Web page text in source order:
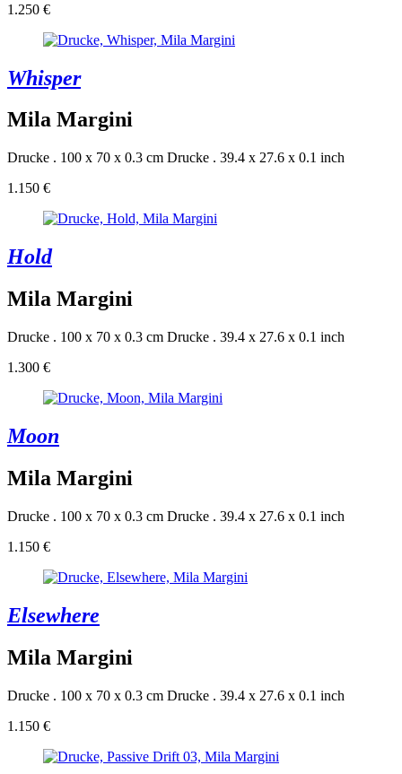
1.250 €
Whisper
Mila Margini
Drucke . 100 x 70 x 0.3 cm Drucke . 39.4 x 27.6 x 0.1 inch
1.150 €
Hold
Mila Margini
Drucke . 100 x 70 x 0.3 cm Drucke . 39.4 x 27.6 x 0.1 inch
1.300 €
Moon
Mila Margini
Drucke . 100 x 70 x 0.3 cm Drucke . 39.4 x 27.6 x 0.1 inch
1.150 €
Elsewhere
Mila Margini
Drucke . 100 x 70 x 0.3 cm Drucke . 39.4 x 27.6 x 0.1 inch
1.150 €